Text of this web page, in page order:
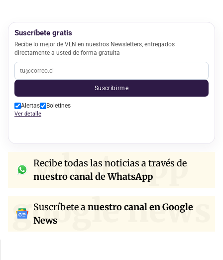
Suscríbete gratis
Recibe lo mejor de VLN en nuestros Newsletters, entregados
directamente a usted de forma gratuita
Suscribirme
Alertas Boletines
Ver detalle
whatsapp
Recibe todas las noticias a través de
nuestro canal de WhatsApp
google news
Suscríbete anuestro canal en Google
News